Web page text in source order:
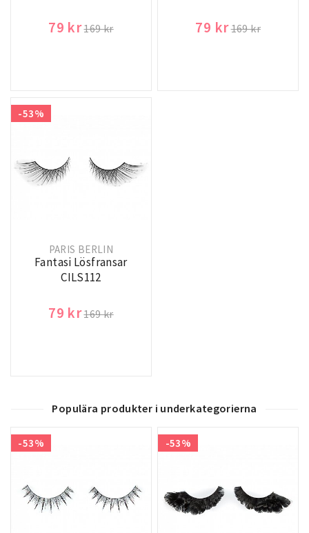
79 kr169 kr 79 kr169 kr
-53%
PARIS BERLIN
Fantasi Lösfransar
CILS112
79 kr169 kr
Populära produkter i underkategorierna
-53% -53%